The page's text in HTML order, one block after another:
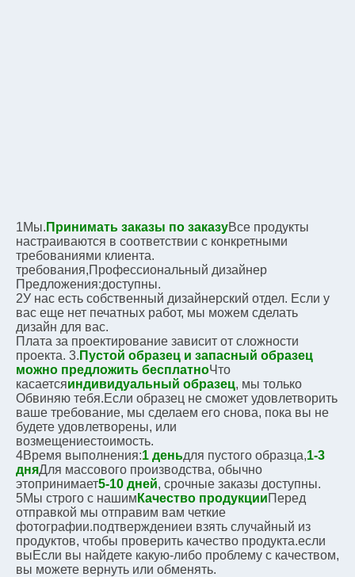
1Мы. Принимать заказы по заказуВсе продукты
настраиваются в соответствии с конкретными
требованиями клиента.
требования,Профессиональный дизайнер
Предложения:доступны.
2У нас есть собственный дизайнерский отдел. Если у
вас еще нет печатных работ, мы можем сделать
дизайн для вас.
Плата за проектирование зависит от сложности
проекта. 3. Пустой образец и запасный образец
можно предложить бесплатноЧто
касаетсяиндивидуальный образец, мы только
Обвиняю тебя.Если образец не сможет удовлетворить
ваше требование, мы сделаем его снова, пока вы не
будете удовлетворены, или
возмещениестоимость.
4Время выполнения:1 деньдля пустого образца,1-3
дняДля массового производства, обычно
этопринимает5-10 дней, срочные заказы доступны.
5Мы строго с нашим Качество продукцииПеред
отправкой мы отправим вам четкие
фотографии.подтверждениеи взять случайный из
продуктов, чтобы проверить качество продукта.если
выЕсли вы найдете какую-либо проблему с качеством,
вы можете вернуть или обменять.